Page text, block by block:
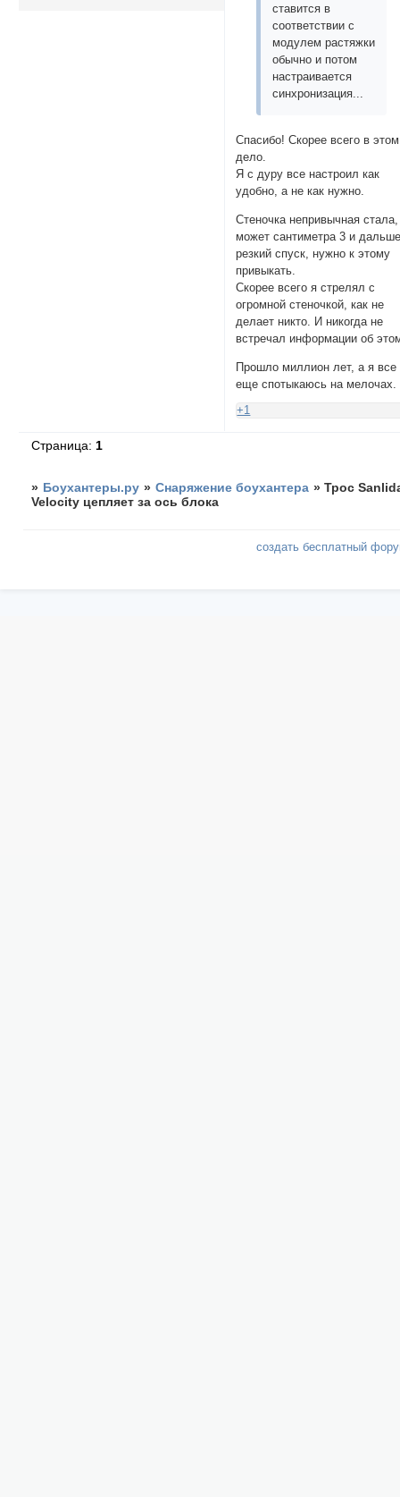
ставится в
соответствии с
модулем растяжки
обычно и потом
настраивается
синхронизация...
Спасибо! Скорее всего в этом
дело.
Я с дуру все настроил как
удобно, а не как нужно.
Стеночка непривычная стала,
может сантиметра 3 и
резкий спуск, нужно к этому
привыкать.
Скорее всего я стрелял с
огромной стеночкой, как не
делает никто. И никогда не
встречал информации об
Прошло миллион лет, а я все
еще спотыкаюсь на мелочах.
+1
Страница: 1
» Боухантеры.ру » Снаряжение боухантера »Трос
Velocity цепляет за ось блока
создать бесплатный